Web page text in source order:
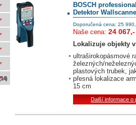
BOSCH
Detektor
Doporučená cena: 25
Naše cena: 24
Lokalizuje objekty
ultraširokopásmové
železných/
plastových trubek,
přesná lokalizace
15 cm
Další informace o